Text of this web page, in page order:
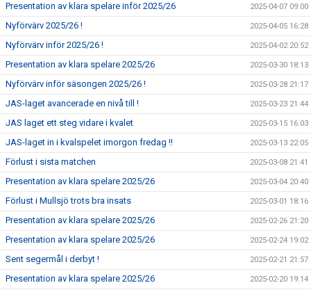
Presentation av klara spelare inför 2025/26 2025-04-07 09:00
Nyförvärv 2025/26 ! 2025-04-05 16:28
Nyförvärv inför 2025/26 ! 2025-04-02 20:52
Presentation av klara spelare 2025/26 2025-03-30 18:13
Nyförvärv inför säsongen 2025/26 ! 2025-03-28 21:17
JAS-laget avancerade en nivå till ! 2025-03-23 21:44
JAS laget ett steg vidare i kvalet 2025-03-15 16:03
JAS-laget in i kvalspelet imorgon fredag !! 2025-03-13 22:05
Förlust i sista matchen 2025-03-08 21:41
Presentation av klara spelare 2025/26 2025-03-04 20:40
Förlust i Mullsjö trots bra insats 2025-03-01 18:16
Presentation av klara spelare 2025/26 2025-02-26 21:20
Presentation av klara spelare 2025/26 2025-02-24 19:02
Sent segermål i derbyt ! 2025-02-21 21:57
Presentation av klara spelare 2025/26 2025-02-20 19:14